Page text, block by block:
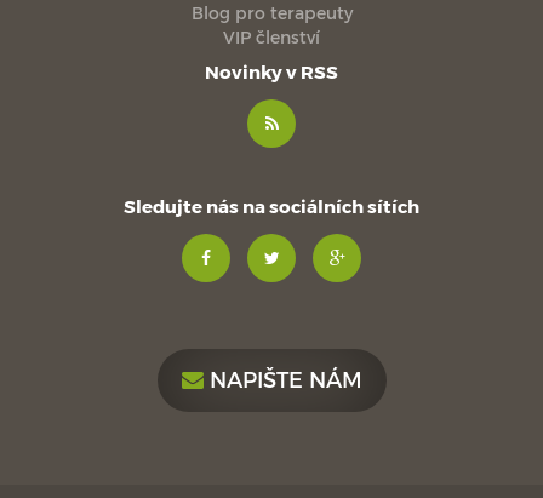
Blog pro terapeuty
VIP členství
Novinky v RSS
Sledujte nás na sociálních sítích
NAPIŠTE NÁM